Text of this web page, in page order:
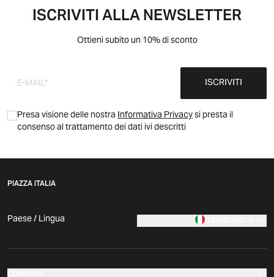
ISCRIVITI ALLA NEWSLETTER
Ottieni subito un 10% di sconto
ISCRIVITI
Presa visione delle nostraInformativa Privacysi presta il
consenso al trattamento dei dati ivi descritti
PIAZZA ITALIA
Paese / Lingua Italia|Italiano